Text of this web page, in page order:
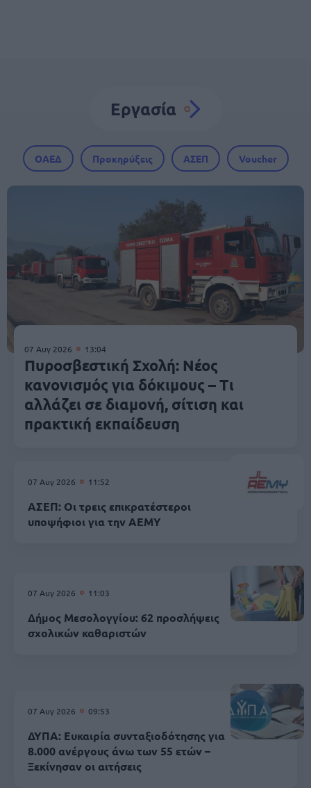
Εργασία
ΟΑΕΔ Προκηρύξεις ΑΣΕΠ Voucher
07 Αυγ 2026 13:04
Πυροσβεστική Σχολή: Νέος
κανονισμός για δόκιμους – Τι
αλλάζει σε διαμονή, σίτιση και
πρακτική εκπαίδευση
07 Αυγ 2026 11:52
ΑΣΕΠ: Οι τρεις επικρατέστεροι
υποψήφιοι για την ΑΕΜΥ
07 Αυγ 2026 11:03
Δήμος Μεσολογγίου: 62 προσλήψεις
σχολικών καθαριστών
07 Αυγ 2026 09:53
ΔΥΠΑ: Ευκαιρία συνταξιοδότησης για
8.000 ανέργους άνω των 55 ετών –
Ξεκίνησαν οι αιτήσεις